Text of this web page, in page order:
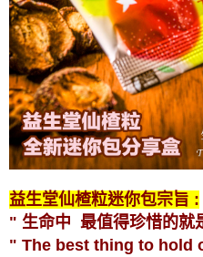
益生堂仙楂粒迷你包宗旨 :
" 生命中 最值得珍惜的就
" The best thing to hold